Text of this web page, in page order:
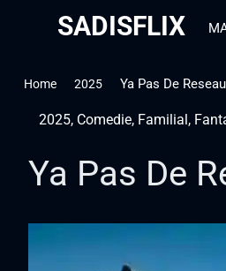
SADISFLIX
Home 2025 Ya Pas De
2025, Comedie, Familial,
Ya Pas De